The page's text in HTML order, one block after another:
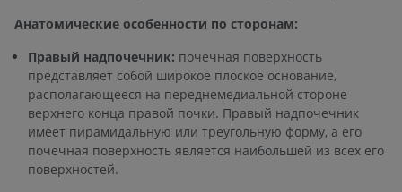
Анатомические особенности по сторонам:
Правый надпочечник: почечная поверхность
представляет собой широкое плоское основание,
располагающееся на переднемедиальной стороне
верхнего конца правой почки. Правый надпочечник
имеет пирамидальную или треугольную форму, а его
почечная поверхность является наибольшей из всех его
поверхностей.